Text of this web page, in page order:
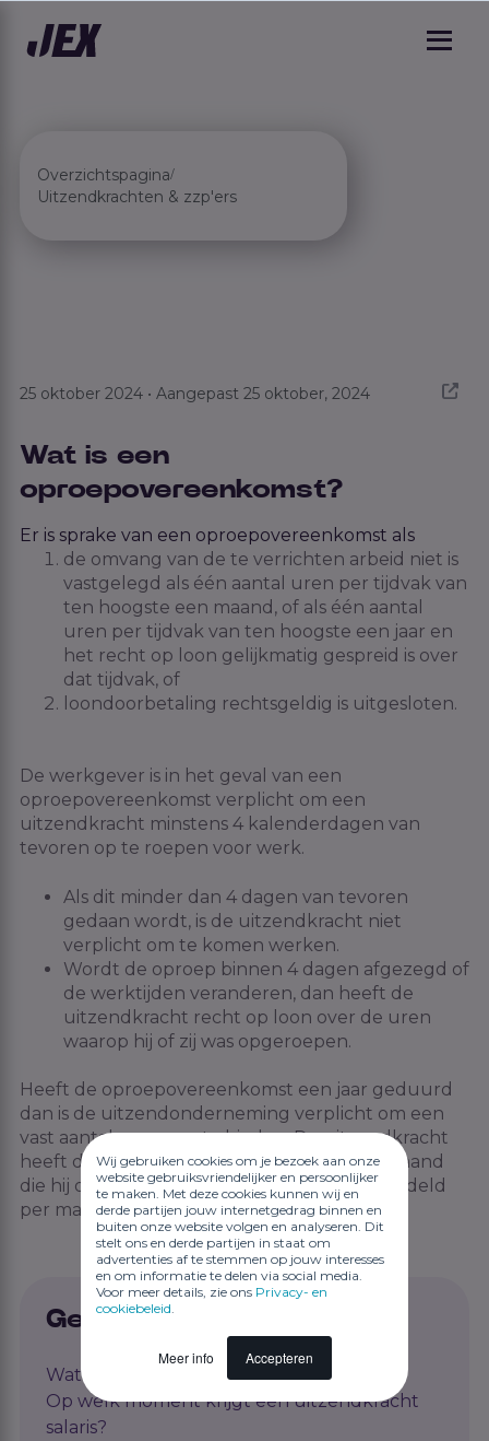
Wij gebruiken cookies om je bezoek aan onze
website gebruiksvriendelijker en persoonlijker
te maken. Met deze cookies kunnen wij en
derde partijen jouw internetgedrag binnen en
buiten onze website volgen en analyseren. Dit
stelt ons en derde partijen in staat om
advertenties af te stemmen op jouw interesses
en om informatie te delen via social media.
Voor meer details, zie ons Privacy- en
cookiebeleid
Meer info Accepteren
Overzichtspagina/
Uitzendkrachten & zzp'ers
25 oktober 2024 • Aangepast 25 oktober, 2024
Wat is een
oproepovereenkomst?
Er is sprake van een oproepovereenkomst als
de omvang van de te verrichten arbeid niet is
vastgelegd als één aantal uren per tijdvak van
ten hoogste een maand, of als één aantal
uren per tijdvak van ten hoogste een jaar en
het recht op loon gelijkmatig gespreid is over
dat tijdvak, of
loondoorbetaling rechtsgeldig is uitgesloten.
De werkgever is in het geval van een
oproepovereenkomst verplicht om een
uitzendkracht minstens 4 kalenderdagen van
tevoren op te roepen voor werk.
Als dit minder dan 4 dagen van tevoren
gedaan wordt, is de uitzendkracht niet
verplicht om te komen werken.
Wordt de oproep binnen 4 dagen afgezegd of
de werktijden veranderen, dan heeft de
uitzendkracht recht op loon over de uren
waarop hij of zij was opgeroepen.
Heeft de oproepovereenkomst een jaar geduurd
dan is de uitzendonderneming verplicht om een
vast aantal uren aan te bieden.De uitzendkracht
heeft dan minimaal recht op de uren per maand
die hij of zijde afgelopen 12 maanden gemiddeld
per maand werkte.
Gerelateerde artikelen
Wat is de gevaarlijkheidstoeslag?
Op welk moment krijgt een uitzendkracht
salaris?